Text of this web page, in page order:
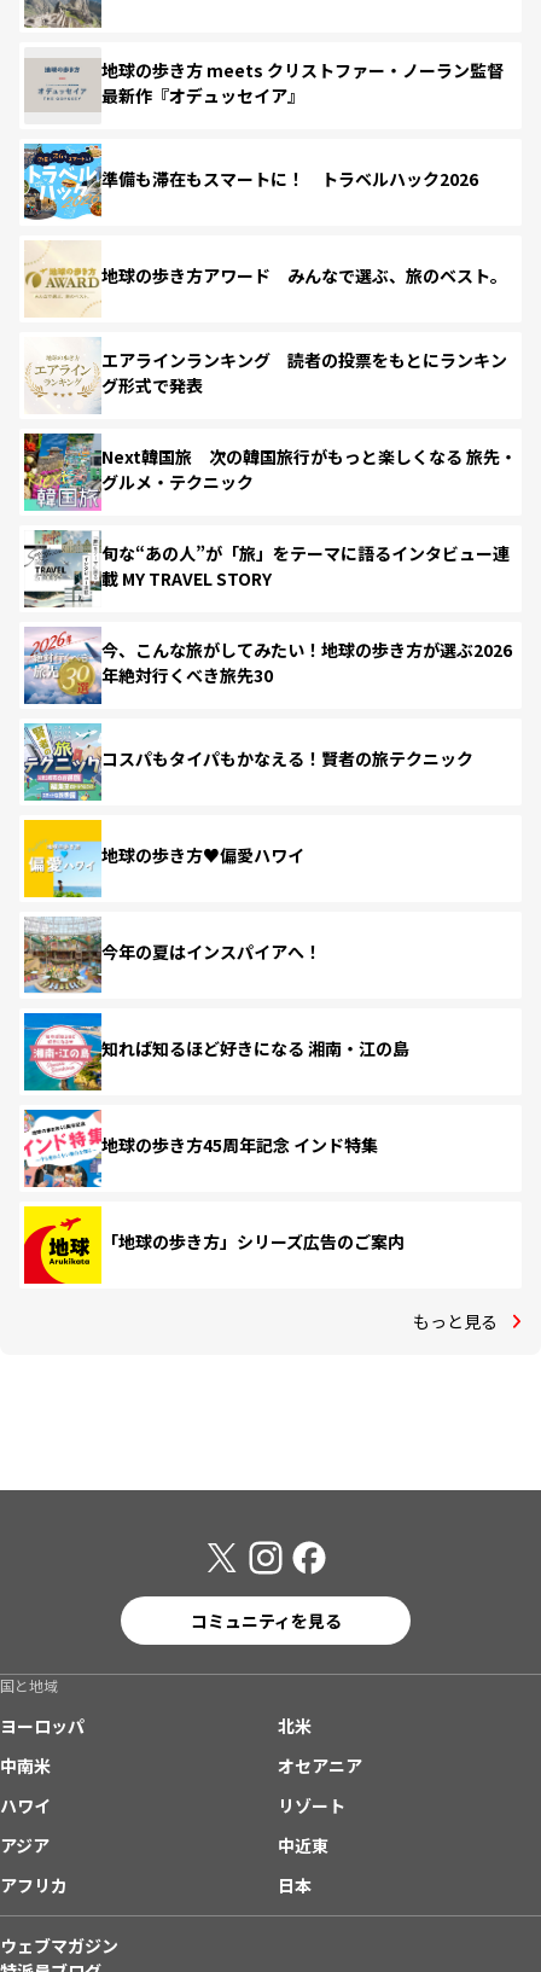
地球の歩き方 meets クリストファー・ノーラン監督
最新作『オデュッセイア』
準備も滞在もスマートに！ トラベルハック2026
地球の歩き方アワード みんなで選ぶ、旅のベスト。
エアラインランキング 読者の投票をもとにランキン
グ形式で発表
Next韓国旅 次の韓国旅行がもっと楽しくなる 旅先・
グルメ・テクニック
旬な“あの人”が「旅」をテーマに語るインタビュー連
載 MY TRAVEL STORY
今、こんな旅がしてみたい！地球の歩き方が選ぶ2026
年絶対行くべき旅先30
コスパもタイパもかなえる！賢者の旅テクニック
地球の歩き方♥偏愛ハワイ
今年の夏はインスパイアへ！
知れば知るほど好きになる 湘南・江の島
地球の歩き方45周年記念 インド特集
「地球の歩き方」シリーズ広告のご案内
もっと見る
コミュニティを見る
国と地域
ヨーロッパ
北米
中南米
オセアニア
ハワイ
リゾート
アジア
中近東
アフリカ
日本
ウェブマガジン